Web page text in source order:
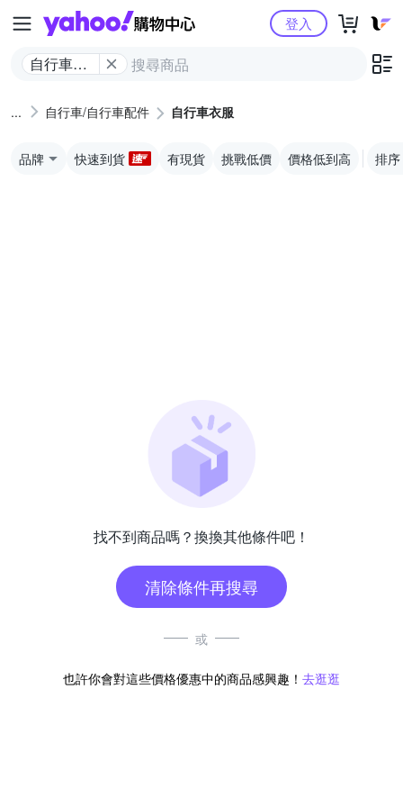
Yahoo購物中心
自行車衣
登入
自行車/自行車配件 自行車衣服
品牌 快速到貨 有現貨 挑戰低價 價格低到高 排序
找不到商品嗎？換換其他條件吧！
清除條件再搜尋
或
也許你會對這些價格優惠中的商品感興趣！ 去逛逛